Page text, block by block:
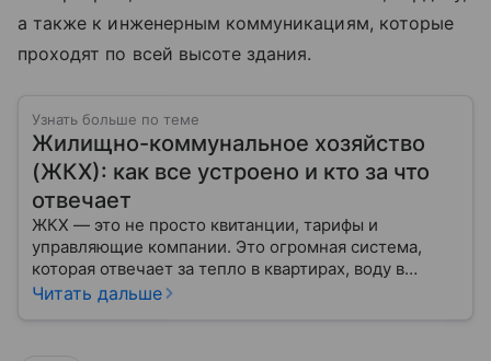
а также к инженерным коммуникациям, которые
проходят по всей высоте здания.
Узнать больше по теме
Жилищно-коммунальное хозяйство
(ЖКХ): как все устроено и кто за что
отвечает
ЖКХ — это не просто квитанции, тарифы и
управляющие компании. Это огромная система,
которая отвечает за тепло в квартирах, воду в
кране, освещение улиц и чистоту во дворах.
Читать дальше